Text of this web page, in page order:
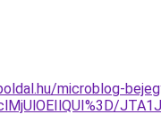
microblog-